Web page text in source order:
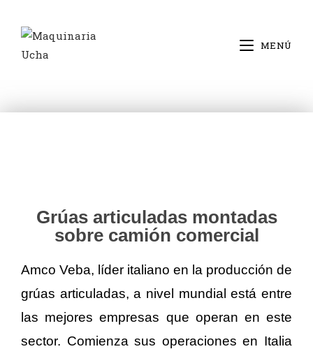
MENÚ
Grúas articuladas montadas
sobre camión comercial
Amco Veba, líder italiano en la producción de
grúas articuladas, a nivel mundial está entre
las mejores empresas que operan en este
sector. Comienza sus operaciones en Italia